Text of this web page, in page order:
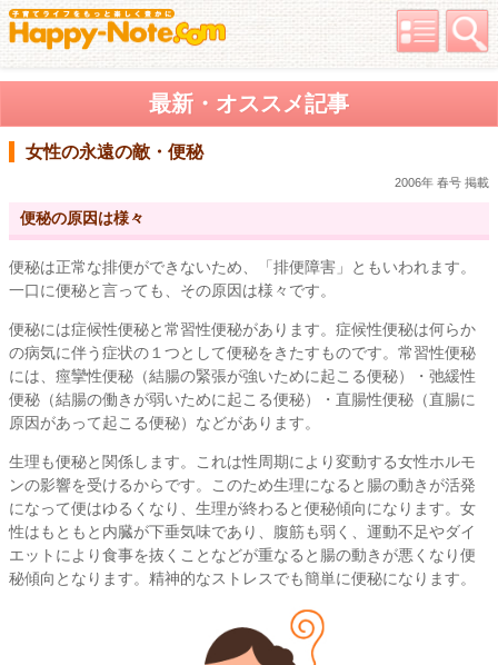
最新・オススメ記事
女性の永遠の敵・便秘
2006年 春号 掲載
便秘の原因は様々
便秘は正常な排便ができないため、「排便障害」ともいわれます。
一口に便秘と言っても、その原因は様々です。
便秘には症候性便秘と常習性便秘があります。症候性便秘は何らか
の病気に伴う症状の１つとして便秘をきたすものです。常習性便秘
には、痙攣性便秘（結腸の緊張が強いために起こる便秘）・弛緩性
便秘（結腸の働きが弱いために起こる便秘）・直腸性便秘（直腸に
原因があって起こる便秘）などがあります。
生理も便秘と関係します。これは性周期により変動する女性ホルモ
ンの影響を受けるからです。このため生理になると腸の動きが活発
になって便はゆるくなり、生理が終わると便秘傾向になります。女
性はもともと内臓が下垂気味であり、腹筋も弱く、運動不足やダイ
エットにより食事を抜くことなどが重なると腸の動きが悪くなり便
秘傾向となります。精神的なストレスでも簡単に便秘になります。